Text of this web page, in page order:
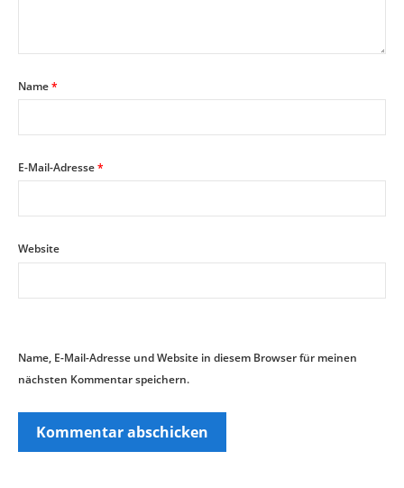
Name*
E-Mail-Adresse*
Website
Name, E-Mail-Adresse und Website in diesem Browser für meinen
nächsten Kommentar speichern.